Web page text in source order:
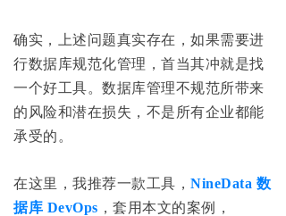
确实，上述问题真实存在，如果需要进
行数据库规范化管理，首当其冲就是找
一个好工具。数据库管理不规范所带来
的风险和潜在损失，不是所有企业都能
承受的。
在这里，我推荐一款工具， NineData 数
据库 DevOps ，套用本文的案例，